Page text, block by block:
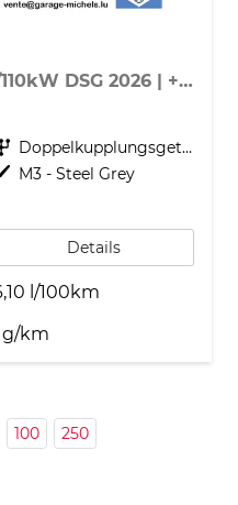
Selection 1.5 TSI 150PS/110kW DSG 2026 | +AHK +TravelAssist +RFK & Parksensoren
Getriebe
Doppelkupplungsgetriebe (DSG)
Außenfarbe M3 - Steel Grey
Details
l/100km
g/km
100 250